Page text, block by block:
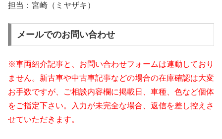
担当：宮崎（ミヤザキ）
メールでのお問い合わせ
※車両紹介記事と、お問い合わせフォームは連動しており
ません。新古車や中古車記事などの場合の在庫確認は大変
お手数ですが、ご相談内容欄に掲載日、車種、色など個体
をご指定下さい。入力が未完全な場合、返信を差し控えさ
せていただきます。